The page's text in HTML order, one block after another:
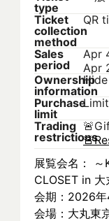
type
Ticket
collection
method
QR
Sales
period
Apr
Apr
Ownership
information
Purchase
limit
Trading
restrictions
🚨
🚨
展覧会名： ～
CLOSET in 大
会期：2026年
会場：大丸東